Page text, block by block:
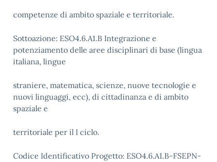
competenze di ambito spaziale e territoriale.
Sottoazione: ESO4.6.A1.B Integrazione e
potenziamento delle aree disciplinari di base (lingua
italiana, lingue
straniere, matematica, scienze, nuove tecnologie e
nuovi linguaggi, ecc), di cittadinanza e di ambito
spaziale e
territoriale per il I ciclo.
Codice Identificativo Progetto: ESO4.6.A1.B-FSEPN-